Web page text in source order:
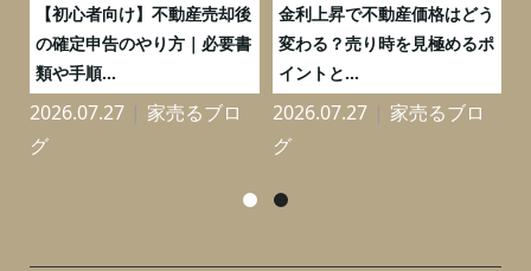
【初心者向け】不動産売却後
の確定申告のやり方｜必要書
類や手順...
2026.07.27
家売るブロ
グ
金利上昇で不動産価格はどう
変わる？売り時を見極めるポ
イントと...
2026.07.27
家売るブロ
グ